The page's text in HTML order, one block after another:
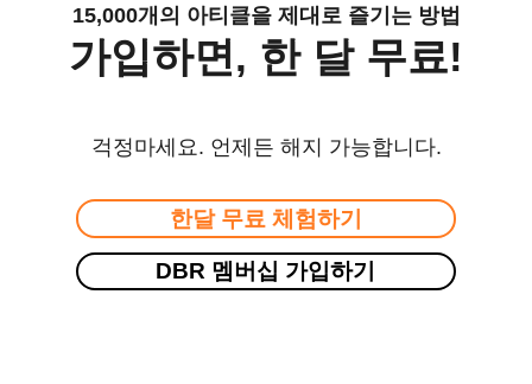
15,000개의 아티클을 제대로 즐기는 방법
가입하면, 한 달 무료!
걱정마세요. 언제든 해지 가능합니다.
한달 무료 체험하기
DBR 멤버십 가입하기